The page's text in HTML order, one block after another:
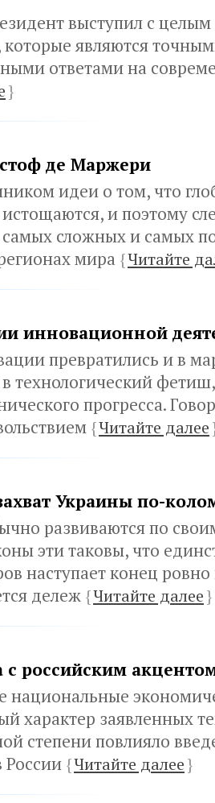
выступил с
являются
ответами на
}
де Маржери
идеи о том, что
и поэтому
самых сложных и самых
мира {Читайте
инновационной
превратились и в
технологический
прогресса.
{Читайте далее
Украины по-
развиваются по
эти таковы, что
наступает конец
дележ {Читайте далее}
с российским
национальные
характер заявленных
степени повлияло
России {Читайте далее}